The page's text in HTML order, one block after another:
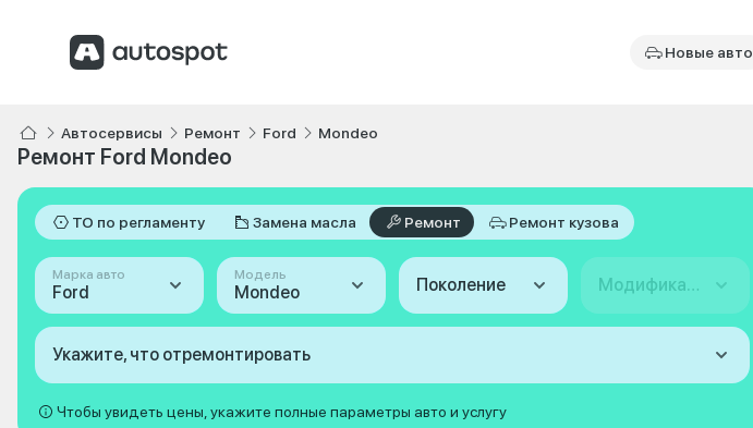
Новые авто
Автосервисы Ремонт Ford Mondeo
Ремонт Ford Mondeo
ТО по регламенту Замена масла Ремонт Ремонт кузова
Марка авто
Ford
Модель
Mondeo Поколение Модификация
Укажите, что отремонтировать
Чтобы увидеть цены, укажите полные параметры авто и услугу